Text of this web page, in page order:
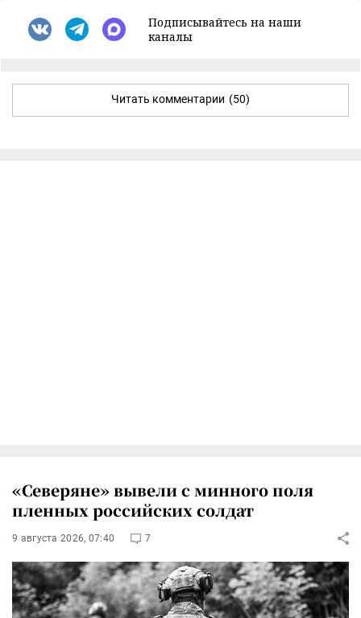
Подписывайтесь на наши
каналы
Читать комментарии (50)
«Северяне» вывели с минного поля
пленных российских солдат
9 августа 2026, 07:40 7